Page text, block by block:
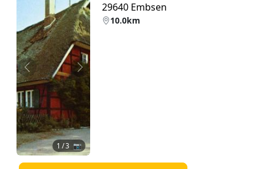
Zurück Weiter
1 / 3 📷
29640 Embsen
10.0km